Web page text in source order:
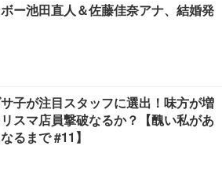
ー池田直人＆佐藤佳奈アナ、結婚発
子が注目スタッフに選出！味方が増
スマ店員撃破なるか？【醜い私があ
るまで #11】